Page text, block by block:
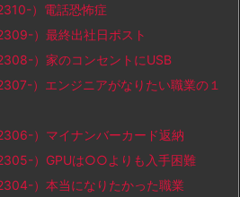
）電話恐怖症
）最終出社日ポスト
）家のコンセントにUSB
）エンジニアがなりたい職業の１
）マイナンバーカード返納
）GPUは○○よりも入手困難
）本当になりたかった職業